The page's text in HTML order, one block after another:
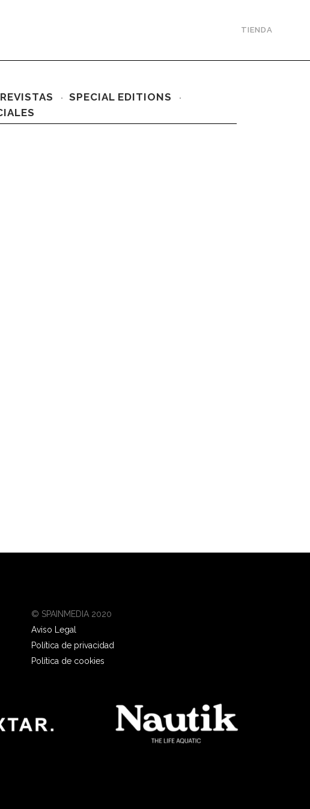
TIENDA
REVISTAS
SPECIAL EDITIONS
© SPAINMEDIA 2020
Aviso Legal
Política de privacidad
Política de cookies